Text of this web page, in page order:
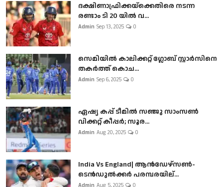
ദക്ഷിണാഫ്രിക്കയ്‌ക്കെതിരെ നടന്ന
രണ്ടാം ടി 20 യിൽ വ...
Admin Sep 13, 2025 0
സെമിയിൽ കാലിക്കറ്റ് ഗ്ലോബ് സ്റ്റാർസിനെ
തകർത്ത് കൊച...
Admin Sep 6, 2025 0
ഏഷ്യ കപ്പ് ടീമിൽ സഞ്ജു സാംസൺ
വിക്കറ്റ് കീപ്പർ; സൂര...
Admin Aug 20, 2025 0
India Vs England| ആൻഡേഴ്സൺ-
ടെൻഡുല്‍ക്കർ പരമ്പരയില്...
Admin Aug 5, 2025 0